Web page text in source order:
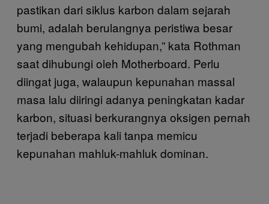
pastikan dari siklus karbon dalam sejarah
bumi, adalah berulangnya peristiwa besar
yang mengubah kehidupan,” kata Rothman
saat dihubungi oleh Motherboard. Perlu
diingat juga, walaupun kepunahan massal
masa lalu diiringi adanya peningkatan kadar
karbon, situasi berkurangnya oksigen pernah
terjadi beberapa kali tanpa memicu
kepunahan mahluk-mahluk dominan.